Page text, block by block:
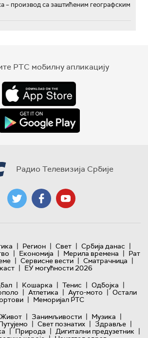
– производ са заштићеним географским
РТС мобилну апликацију
Радио Телевизија Србије
| Регион | Свет | Србија данас |
| Економија | Мерила времена | Рат
| Сервисне вести | Сматрачница |
| ЕУ могућности 2026
| Кошарка | Тенис | Одбојка |
| Атлетика | Ауто-мото | Остали
| Меморијал РТС
Живот | Занимљивости | Музика |
| Свет познатих | Здравље |
| Природа | Дигитални предузетник |